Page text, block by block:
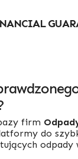
firm
do
odpady